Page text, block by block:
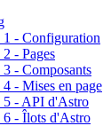
1 - Configuration
- Pages
- Composants
- Mises en page
5 - API d'Astro
6 - Îlots d'Astro